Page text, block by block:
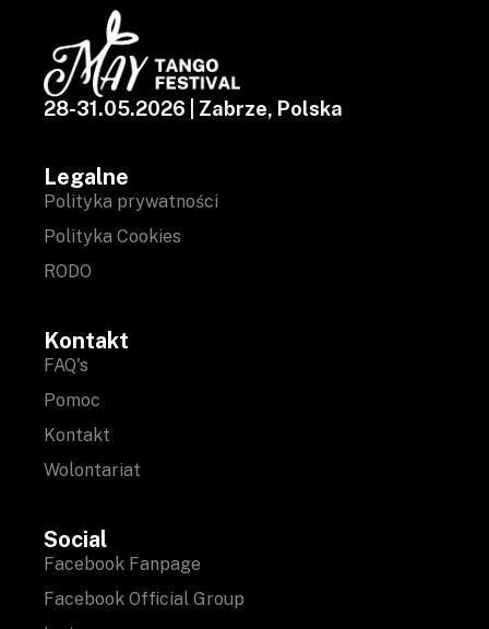
28-31.05.2026 | Zabrze, Polska
Legalne
Polityka prywatności
Polityka Cookies
RODO
Kontakt
FAQ's
Pomoc
Kontakt
Wolontariat
Social
Facebook Fanpage
Facebook Official Group